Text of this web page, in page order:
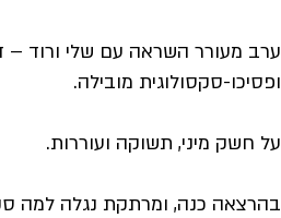
ערב מעורר השראה עם שלי ורוד –
ופסיכו-סקסולוגית מובילה.
על חשק מיני, תשוקה ועוררות.
בהרצאה כנה, ומרתקת נגלה למה